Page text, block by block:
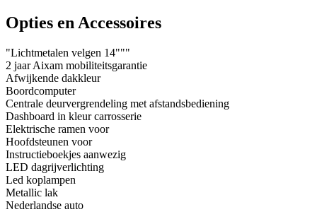
Opties en Accessoires
"Lichtmetalen velgen 14"""
2 jaar Aixam mobiliteitsgarantie
Afwijkende dakkleur
Boordcomputer
Centrale deurvergrendeling met afstandsbediening
Dashboard in kleur carrosserie
Elektrische ramen voor
Hoofdsteunen voor
Instructieboekjes aanwezig
LED dagrijverlichting
Led koplampen
Metallic lak
Nederlandse auto